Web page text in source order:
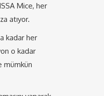
Mice, her
atıyor.
kadar her
o kadar
mümkün